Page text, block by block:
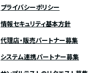
プライバシーポリシー
情報セキュリティ基本方針
代理店・販売パートナー募集
システム連携パートナー募集